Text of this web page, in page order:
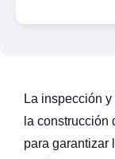
La inspección
la construcción
para garantizar